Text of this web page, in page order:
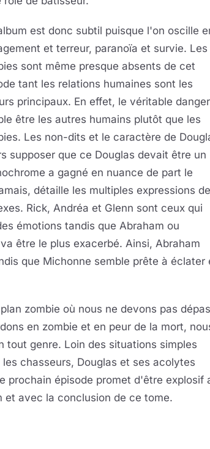
est donc subtil puisque l'on oscille
et terreur, paranoïa et survie. Les
sont même presque absents de cet
tant les relations humaines sont les
principaux. En effet, le véritable danger
être les autres humains plutôt que les
Les non-dits et le caractère de
supposer que ce Douglas devait être un
a gagné en nuance de part le
détaille les multiples expressions
Rick, Andréa et Glenn sont ceux qui
émotions tandis que Abraham ou
être le plus exacerbé. Ainsi, Abraham
que Michonne semble prête à éclater
zombie où nous ne devons pas
en zombie et en peur de la mort,
tout genre. Loin des situations simples
chasseurs, Douglas et ses acolytes
prochain épisode promet d'être explosif
et avec la conclusion de ce tome.